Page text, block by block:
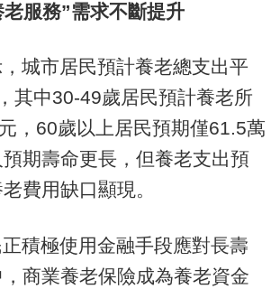
老服務”需求不斷提升
城市居民預計養老總支出平
其中30-49歲居民預計養老所
，60歲以上居民預期僅61.5萬
期壽命更長，但養老支出預
費用缺口顯現。
積極使用金融手段應對長壽
商業養老保險成為養老資金